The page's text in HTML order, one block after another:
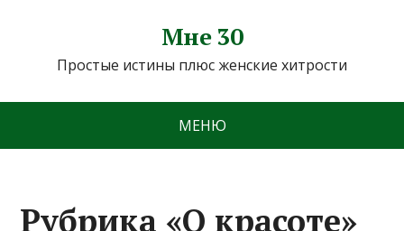
Мне 30
Простые истины плюс женские хитрости
МЕНЮ
Рубрика «О красоте»